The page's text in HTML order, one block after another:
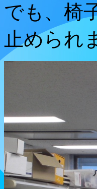
でも、椅
止められ